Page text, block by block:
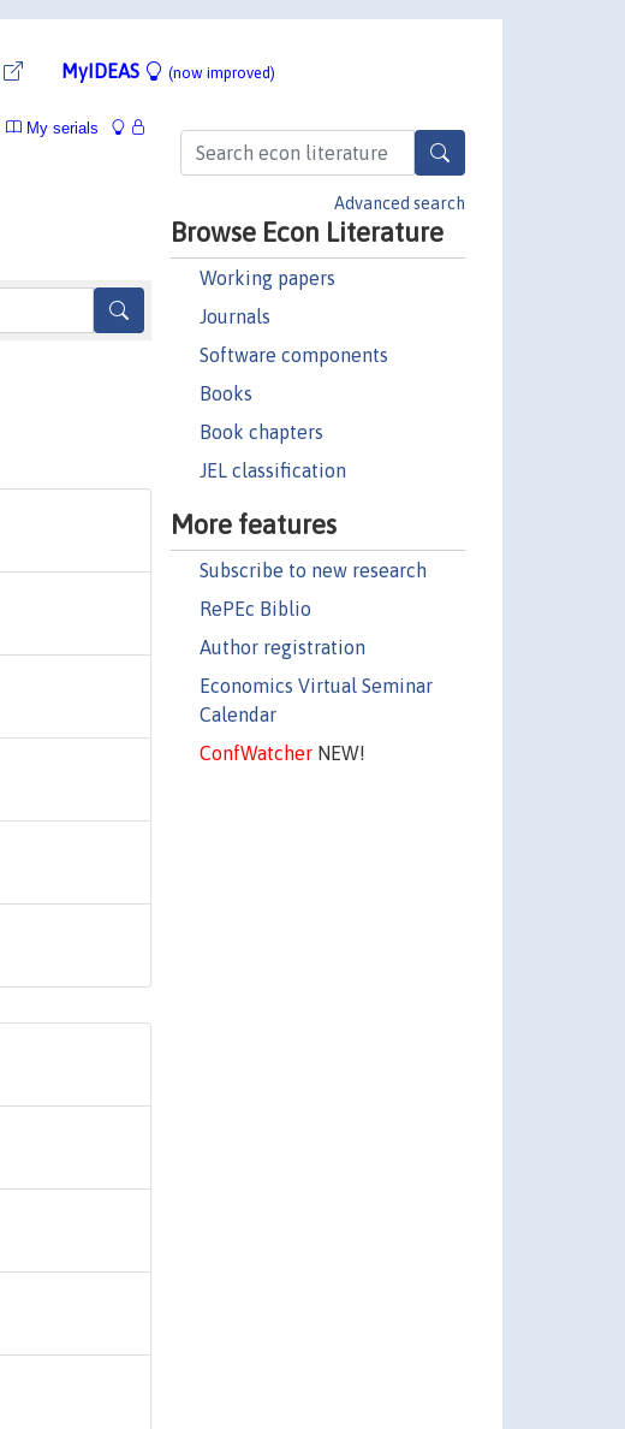
MyIDEAS (now improved)
Advanced search
Browse Econ Literature
Working papers
Journals
Software components
Books
Book chapters
JEL classification
More features
Subscribe to new research
RePEc Biblio
Author registration
Economics Virtual Seminar
Calendar
ConfWatcherNEW!
My serials